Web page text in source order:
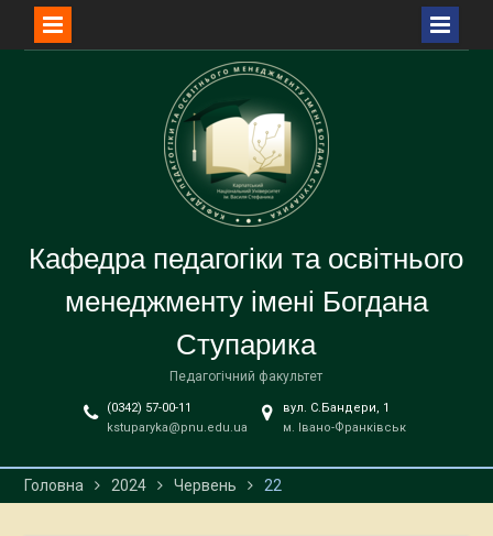
Кафедра педагогіки та освітнього
менеджменту імені Богдана
Ступарика
Педагогічний факультет
(0342) 57-00-11
kstuparyka@pnu.edu.ua
вул. С.Бандери, 1
м. Івано-Франківськ
Головна 2024 Червень 22